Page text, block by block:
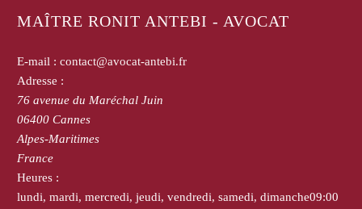
MAÎTRE RONIT ANTEBI - AVOCAT
E-mail : contact@avocat-antebi.fr
Adresse :
76 avenue du Maréchal Juin
06400 Cannes
Alpes-Maritimes
France
Heures :
lundi, mardi, mercredi, jeudi, vendredi, samedi, dimanche09:00